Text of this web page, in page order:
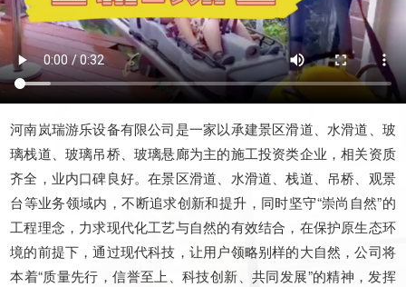
河南岚瑞游乐设备有限公司是一家以承建景区滑道、水滑道、玻
璃栈道、玻璃吊桥、玻璃悬廊为主的施工投资类企业，相关资质
齐全，业内口碑良好。在景区滑道、水滑道、栈道、吊桥、观景
台等业务领域内，不断追求创新和提升，同时坚守“崇尚自然”的
工程理念，力求现代化工艺与自然的有效结合，在保护原生态环
境的前提下，通过现代科技，让用户领略别样的大自然，公司将
本着“质量先行，信誉至上、科技创新、共同发展”的精神，发挥